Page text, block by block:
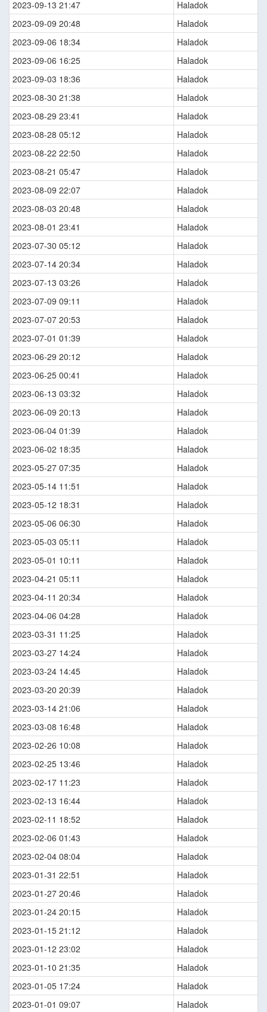
2023-09-13 21:47
Haladok
2023-09-09 20:48
Haladok
2023-09-06 18:34
Haladok
2023-09-06 16:25
Haladok
2023-09-03 18:36
Haladok
2023-08-30 21:38
Haladok
2023-08-29 23:41
Haladok
2023-08-28 05:12
Haladok
2023-08-22 22:50
Haladok
2023-08-21 05:47
Haladok
2023-08-09 22:07
Haladok
2023-08-03 20:48
Haladok
2023-08-01 23:41
Haladok
2023-07-30 05:12
Haladok
2023-07-14 20:34
Haladok
2023-07-13 03:26
Haladok
2023-07-09 09:11
Haladok
2023-07-07 20:53
Haladok
2023-07-01 01:39
Haladok
2023-06-29 20:12
Haladok
2023-06-25 00:41
Haladok
2023-06-13 03:32
Haladok
2023-06-09 20:13
Haladok
2023-06-04 01:39
Haladok
2023-06-02 18:35
Haladok
2023-05-27 07:35
Haladok
2023-05-14 11:51
Haladok
2023-05-12 18:31
Haladok
2023-05-06 06:30
Haladok
2023-05-03 05:11
Haladok
2023-05-01 10:11
Haladok
2023-04-21 05:11
Haladok
2023-04-11 20:34
Haladok
2023-04-06 04:28
Haladok
2023-03-31 11:25
Haladok
2023-03-27 14:24
Haladok
2023-03-24 14:45
Haladok
2023-03-20 20:39
Haladok
2023-03-14 21:06
Haladok
2023-03-08 16:48
Haladok
2023-02-26 10:08
Haladok
2023-02-25 13:46
Haladok
2023-02-17 11:23
Haladok
2023-02-13 16:44
Haladok
2023-02-11 18:52
Haladok
2023-02-06 01:43
Haladok
2023-02-04 08:04
Haladok
2023-01-31 22:51
Haladok
2023-01-27 20:46
Haladok
2023-01-24 20:15
Haladok
2023-01-15 21:12
Haladok
2023-01-12 23:02
Haladok
2023-01-10 21:35
Haladok
2023-01-05 17:24
Haladok
2023-01-01 09:07
Haladok